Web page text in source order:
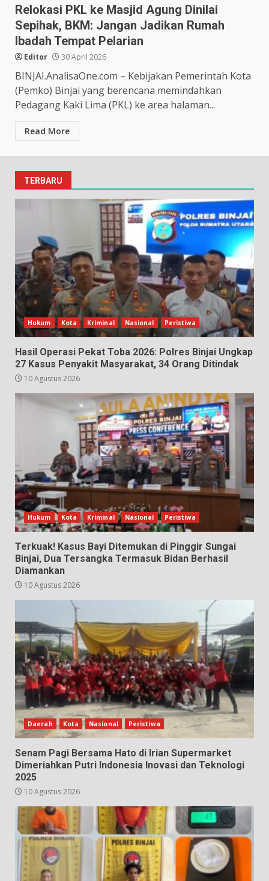
Relokasi PKL ke Masjid Agung Dinilai
Sepihak, BKM: Jangan Jadikan Rumah
Ibadah Tempat Pelarian
Editor 30 April 2026
BINJAI.AnalisaOne.com – Kebijakan Pemerintah Kota
(Pemko) Binjai yang berencana memindahkan
Pedagang Kaki Lima (PKL) ke area halaman...
Read More
TERBARU
Hukum Kota Kriminal Nasional Peristiwa
Hasil Operasi Pekat Toba 2026: Polres Binjai Ungkap
27 Kasus Penyakit Masyarakat, 34 Orang Ditindak
10 Agustus 2026
Hukum Kota Kriminal Nasional Peristiwa
Terkuak! Kasus Bayi Ditemukan di Pinggir Sungai
Binjai, Dua Tersangka Termasuk Bidan Berhasil
Diamankan
10 Agustus 2026
Daerah Kota Nasional Peristiwa
Senam Pagi Bersama Hato di Irian Supermarket
Dimeriahkan Putri Indonesia Inovasi dan Teknologi
2025
10 Agustus 2026